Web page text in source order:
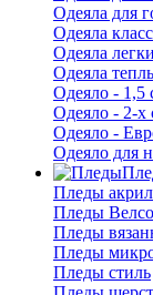
Одеяла для
Одеяла
Одеяла
Одеяла
Одеяло - 1,5
Одеяло - 2-х
Одеяло -
Одеяло для
Пледы
Пледы
Пледы
Пледы
Пледы стиль